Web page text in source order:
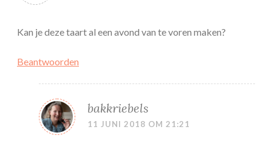
Kan je deze taart al een avond van te voren maken?
Beantwoorden
bakkriebels
11 JUNI 2018 OM 21:21